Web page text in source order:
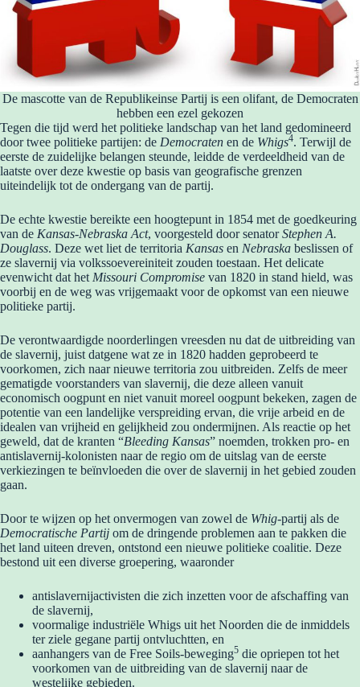
De mascotte van de Republikeinse Partij is een olifant, de Democraten
hebben een ezel gekozen
Tegen die tijd werd het politieke landschap van het land gedomineerd
door twee politieke partijen: de Democraten en de Whigs4. Terwijl de
eerste de zuidelijke belangen steunde, leidde de verdeeldheid van de
laatste over deze kwestie op basis van geografische grenzen
uiteindelijk tot de ondergang van de partij.
De echte kwestie bereikte een hoogtepunt in 1854 met de goedkeuring
van de Kansas-Nebraska Act, voorgesteld door senatorStephen A.
Douglass. Deze wet liet de territoria Kansas en Nebraska beslissen of
ze slavernij via volkssoevereiniteit zouden toestaan. Het delicate
evenwicht dat het Missouri Compromise van 1820 in stand hield, was
voorbij en de weg was vrijgemaakt voor de opkomst van een nieuwe
politieke partij.
De verontwaardigde noorderlingen vreesden nu dat de uitbreiding van
de slavernij, juist datgene wat ze in 1820 hadden geprobeerd te
voorkomen, zich naar nieuwe territoria zou uitbreiden. Zelfs de meer
gematigde voorstanders van slavernij, die deze alleen vanuit
economisch oogpunt en niet vanuit moreel oogpunt bekeken, zagen de
potentie van een landelijke verspreiding ervan, die vrije arbeid en de
idealen van vrijheid en gelijkheid zou ondermijnen. Als reactie op het
geweld, dat de kranten “Bleeding Kansas” noemden, trokken pro- en
antislavernij-kolonisten naar de regio om de uitslag van de eerste
verkiezingen te beïnvloeden die over de slavernij in het gebied zouden
gaan.
Door te wijzen op het onvermogen van zowel de Whig-partij als de
Democratische Partij om de dringende problemen aan te pakken die
het land uiteen dreven, ontstond een nieuwe politieke coalitie. Deze
bestond uit een diverse groepering, waaronder
antislavernijactivisten die zich inzetten voor de afschaffing van
de slavernij,
voormalige industriële Whigs uit het Noorden die de inmiddels
ter ziele gegane partij ontvluchtten, en
aanhangers van de Free Soils-beweging5 die opriepen tot het
voorkomen van de uitbreiding van de slavernij naar de
westelijke gebieden.